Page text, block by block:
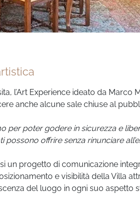
l’Art Experience ideato da Marco
anche alcune sale chiuse al
per poter godere in sicurezza e
possono offrire senza rinunciare
un progetto di comunicazione
e visibilità della Villa
del luogo in ogni suo aspetto